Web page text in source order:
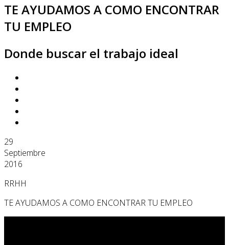
TE AYUDAMOS A COMO ENCONTRAR
TU EMPLEO
Donde buscar el trabajo ideal
29
Septiembre
2016
RRHH
TE AYUDAMOS A COMO ENCONTRAR TU EMPLEO